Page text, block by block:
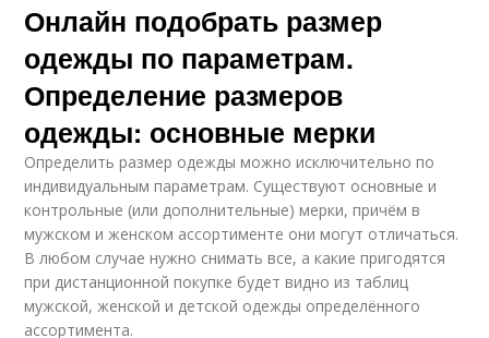
Онлайн подобрать размер
одежды по параметрам.
Определение размеров
одежды: основные мерки
Определить размер одежды можно исключительно по
индивидуальным параметрам. Существуют основные и
контрольные (или дополнительные) мерки, причём в
мужском и женском ассортименте они могут отличаться.
В любом случае нужно снимать все, а какие пригодятся
при дистанционной покупке будет видно из таблиц
мужской, женской и детской одежды определённого
ассортимента.